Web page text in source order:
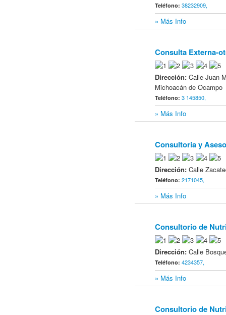
Teléfono:38232909,
» Más Info
Consulta Externa-
Dirección:Calle Juan
Michoacán de Ocampo
Teléfono:3 145850,
» Más Info
Consultoria y
Dirección:Calle
Teléfono:2171045,
» Más Info
Consultorio de
Dirección:Calle
Teléfono:4234357,
» Más Info
Consultorio de